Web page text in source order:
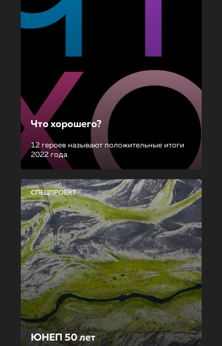
Что хорошего?
12 героев называют положительные итоги
2022 года
СПЕЦПРОЕКТ
ЮНЕП 50 лет